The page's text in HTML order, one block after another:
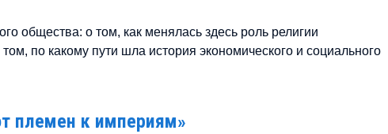
общества: о том, как менялась здесь роль религии
по какому пути шла история экономического и социального
племен к империям»